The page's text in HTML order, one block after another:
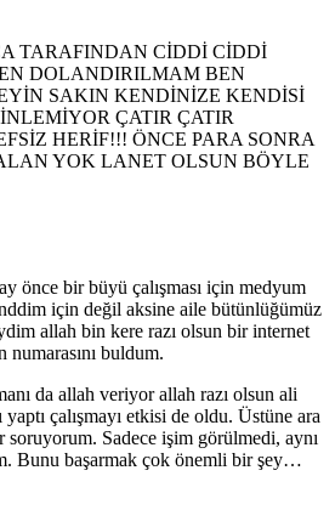
TARAFINDAN CİDDİ CİDDİ
DOLANDIRILMAM BEN
SAKIN KENDİNİZE KENDİSİ
ÇATIR ÇATIR
HERİF!!! ÖNCE PARA SONRA
YOK LANET OLSUN BÖYLE
önce bir büyü çalışması için medyum
için değil aksine aile bütünlüğümüz
allah bin kere razı olsun bir internet
numarasını buldum.
da allah veriyor allah razı olsun ali
çalışmayı etkisi de oldu. Üstüne ara
soruyorum. Sadece işim görülmedi, aynı
Bunu başarmak çok önemli bir şey…